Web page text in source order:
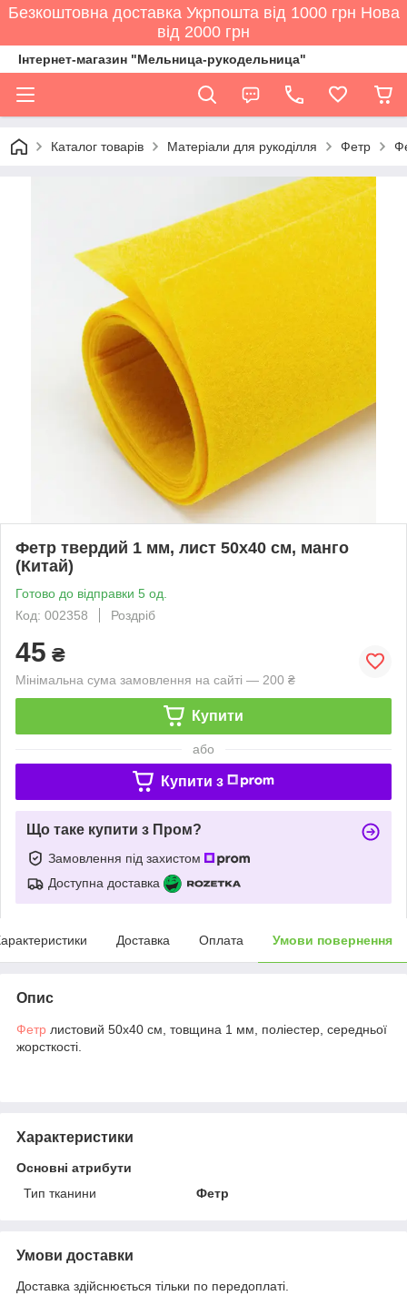
Безкоштовна доставка Укрпошта від 1000 грн Нова
від 2000 грн
Інтернет-магазин "Мельница-рукодельница"
Каталог товарів Матеріали для рукоділля Фетр
Фетр твердий 1 мм, лист 50х40 см, манго
(Китай)
Готово до відправки 5 од.
Код: 002358
Роздріб
45 ₴
Мінімальна сума замовлення на сайті — 200 ₴
Купити
або
Купити з
Що таке купити з Пром?
Замовлення під захистом
Доступна доставка
Доставка Оплата Умови повернення
Опис
Фетр листовий 50х40 см, товщина 1 мм, поліестер, середньої
жорсткості.
Характеристики
Основні атрибути
Тип тканини
Фетр
Умови доставки
Доставка здійснюється тільки по передоплаті.